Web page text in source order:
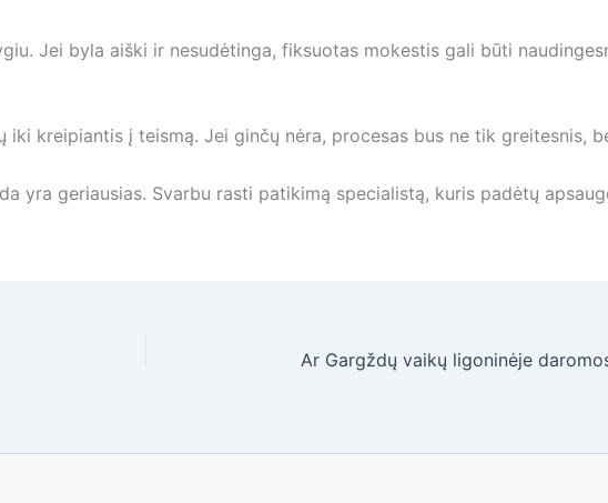
Jei byla aiški ir nesudėtinga, fiksuotas mokestis gali būti
kreipiantis į teismą. Jei ginčų nėra, procesas bus ne tik greitesnis,
yra geriausias. Svarbu rasti patikimą specialistą, kuris padėtų
Ar Gargždų vaikų ligoninėje